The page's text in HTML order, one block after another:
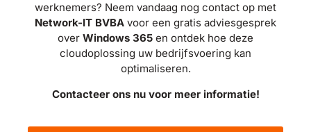
werknemers? Neem vandaag nog contact op met
Network-IT BVBA voor een gratis adviesgesprek
over Windows 365 en ontdek hoe deze
cloudoplossing uw bedrijfsvoering kan
optimaliseren.
Contacteer ons nu voor meer informatie!